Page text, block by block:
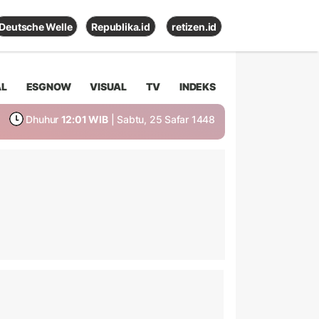
Deutsche Welle Republika.id retizen.id
ESGNOW VISUAL TV INDEKS
Dhuhur 12:01 WIB | Sabtu, 25 Safar 1448